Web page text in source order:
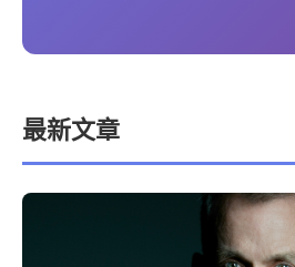
最新文章